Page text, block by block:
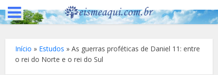
Início » Estudos »As guerras proféticas de Daniel 11: entre
o rei do Norte e o rei do Sul